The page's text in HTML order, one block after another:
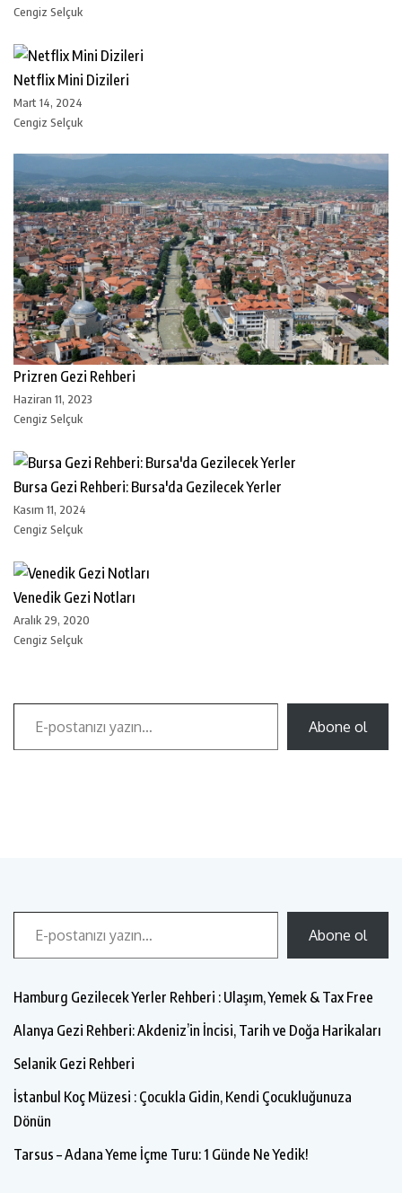
Cengiz Selçuk
Netflix Mini Dizileri
Mart 14, 2024
Cengiz Selçuk
Prizren Gezi Rehberi
Haziran 11, 2023
Cengiz Selçuk
Bursa Gezi Rehberi: Bursa'da Gezilecek Yerler
Kasım 11, 2024
Cengiz Selçuk
Venedik Gezi Notları
Aralık 29, 2020
Cengiz Selçuk
Abone ol
Abone ol
Hamburg Gezilecek Yerler Rehberi : Ulaşım, Yemek & Tax Free
Alanya Gezi Rehberi: Akdeniz’in İncisi, Tarih ve Doğa Harikaları
Selanik Gezi Rehberi
İstanbul Koç Müzesi : Çocukla Gidin, Kendi Çocukluğunuza
Dönün
Tarsus – Adana Yeme İçme Turu: 1 Günde Ne Yedik!